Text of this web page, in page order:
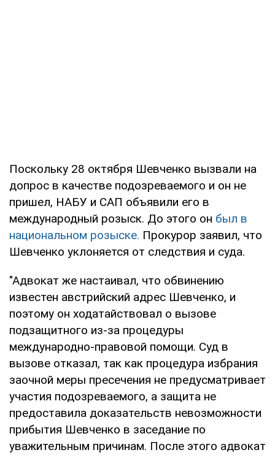
Поскольку 28 октября Шевченко вызвали на
допрос в качестве подозреваемого и он не
пришел, НАБУ и САП объявили его в
международный розыск. До этого он был в
национальном розыске. Прокурор заявил, что
Шевченко уклоняется от следствия и суда.
"Адвокат же настаивал, что обвинению
известен австрийский адрес Шевченко, и
поэтому он ходатайствовал о вызове
подзащитного из-за процедуры
международно-правовой помощи. Суд в
вызове отказал, так как процедура избрания
заочной меры пресечения не предусматривает
участия подозреваемого, а защита не
предоставила доказательств невозможности
прибытия Шевченко в заседание по
уважительным причинам. После этого адвокат